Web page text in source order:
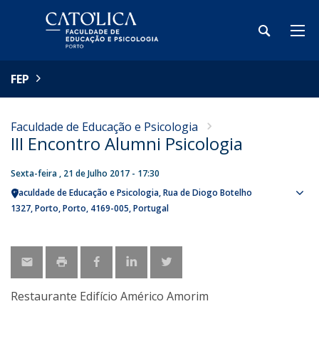
FEP
Faculdade de Educação e Psicologia
III Encontro Alumni Psicologia
Sexta-feira , 21 de Julho 2017 - 17:30
Faculdade de Educação e Psicologia Rua de Diogo Botelho
1327 Porto Porto 4169-005 Portugal
Restaurante Edifício Américo Amorim